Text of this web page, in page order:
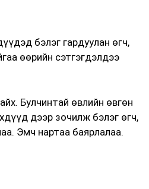
бэлэг гардуулан өгч,
өөрийн сэтгэгдэлдээ
Булчинтай өвлийн өвгөн
дээр зочилж бэлэг өгч,
Эмч нартаа баярлалаа.